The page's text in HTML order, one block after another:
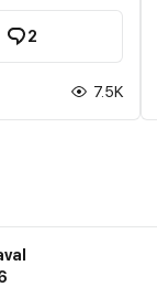
Ремонт у
какое время
больше чемответов.
2
7.5K